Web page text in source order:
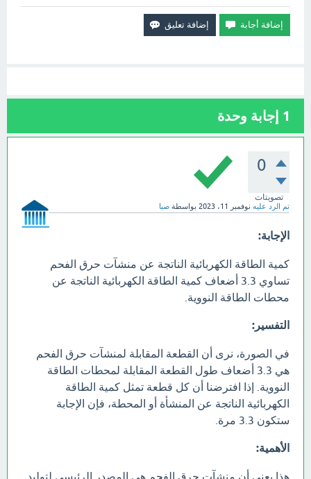
1 إجابة وحدة
0
تصويتات
تم الرد عليه نوفمبر 11، 2023 بواسطة صبا
الإجابة:
كمية الطاقة الكهربائية الناتجة عن منشآت حرق الفحم
تساوي 3.3 أضعاف كمية الطاقة الكهربائية الناتجة عن
محطات الطاقة النووية.
التفسير:
في الصورة، نرى أن القطعة المقابلة لمنشآت حرق الفحم
هي 3.3 أضعاف طول القطعة المقابلة لمحطات الطاقة
النووية. إذا افترضنا أن كل قطعة تمثل كمية الطاقة
الكهربائية الناتجة عن المنشأة أو المحطة، فإن الإجابة
ستكون 3.3 مرة.
الأهمية:
هذا يعني أن منشآت حرق الفحم هي المصدر الرئيسي لتوليد